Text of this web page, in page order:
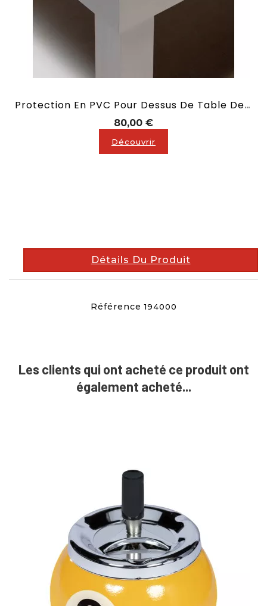
Protection En PVC Pour Dessus De Table Des Billards Convertibles
80,00 €Prix
Découvrir
Détails Du Produit
Référence 194000
Les clients qui ont acheté ce produit ont
également acheté...